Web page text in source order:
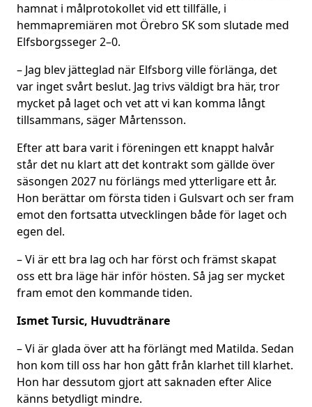
hamnat i målprotokollet vid ett tillfälle, i
hemmapremiären mot Örebro SK som slutade med
Elfsborgsseger 2–0.
– Jag blev jätteglad när Elfsborg ville förlänga, det
var inget svårt beslut. Jag trivs väldigt bra här, tror
mycket på laget och vet att vi kan komma långt
tillsammans, säger Mårtensson.
Efter att bara varit i föreningen ett knappt halvår
står det nu klart att det kontrakt som gällde över
säsongen 2027 nu förlängs med ytterligare ett år.
Hon berättar om första tiden i Gulsvart och ser fram
emot den fortsatta utvecklingen både för laget och
egen del.
– Vi är ett bra lag och har först och främst skapat
oss ett bra läge här inför hösten. Så jag ser mycket
fram emot den kommande tiden.
Ismet Tursic, Huvudtränare
– Vi är glada över att ha förlängt med Matilda. Sedan
hon kom till oss har hon gått från klarhet till klarhet.
Hon har dessutom gjort att saknaden efter Alice
känns betydligt mindre.